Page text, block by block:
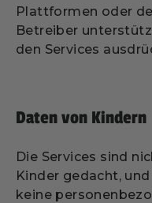
Plattformen oder
Betreiber
den Services
Daten von Kindern
Die Services sind
Kinder gedacht,
keine